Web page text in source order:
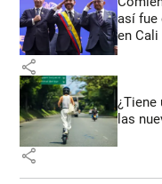
así fue
en Cali
share
¿Tiene
las
share